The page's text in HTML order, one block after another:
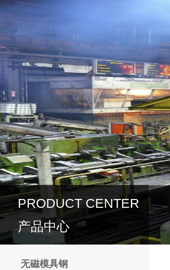
PRODUCT CENTER
产品中心
无磁模具钢